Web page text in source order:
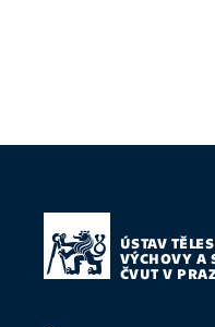
ÚSTAV
VÝCHOVY A
ČVUT V